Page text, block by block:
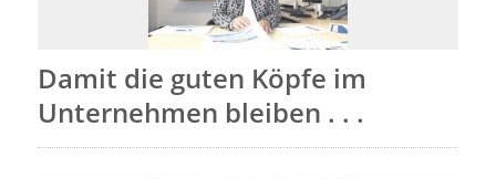
Damit die guten Köpfe im
Unternehmen bleiben . . .